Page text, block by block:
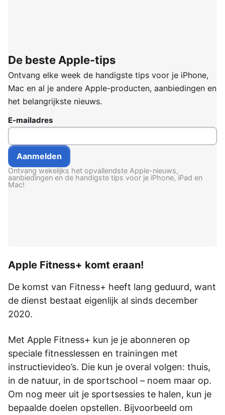
De beste Apple-tips
Ontvang elke week de handigste tips voor je iPhone,
Mac en al je andere Apple-producten, aanbiedingen en
het belangrijkste nieuws.
E-mailadres
Ontvang wekelijks het opvallendste Apple-nieuws,
aanbiedingen en de handigste tips voor je iPhone, iPad en
Mac!
Apple Fitness+ komt eraan!
De komst van Fitness+ heeft lang geduurd, want
de dienst bestaat eigenlijk al sinds december
2020.
Met Apple Fitness+ kun je je abonneren op
speciale fitnesslessen en trainingen met
instructievideo’s. Die kun je overal volgen: thuis,
in de natuur, in de sportschool – noem maar op.
Om nog meer uit je sportsessies te halen, kun je
bepaalde doelen opstellen. Bijvoorbeeld om